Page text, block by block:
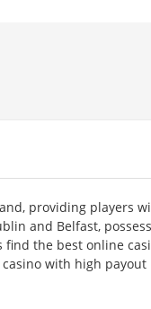
providing players
and Belfast,
the best online
with high